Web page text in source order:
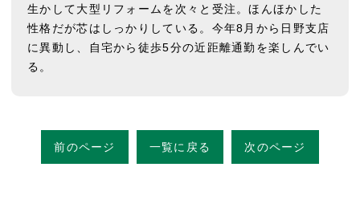
生かして大型リフォームを次々と受注。ほんほかした
性格だが芯はしっかりしている。今年8月から日野支店
に異動し、自宅から徒歩5分の近距離通勤を楽しんでい
る。
前のページ 一覧に戻る 次のページ